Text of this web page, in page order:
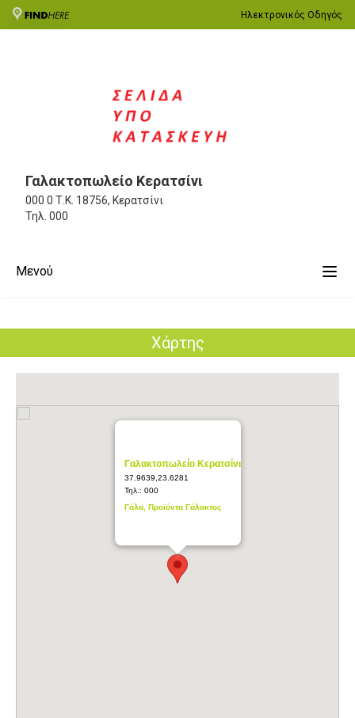
Ηλεκτρονικός Οδηγός
Γαλακτοπωλείο Κερατσίνι
000 0 Τ.Κ. 18756, Κερατσίνι
Τηλ. 000
Μενού
Χάρτης
Γαλακτοπωλείο Κερατσίνι
37.9639,23.6281
Τηλ.: 000
Γάλα, Προϊόντα Γάλακτος